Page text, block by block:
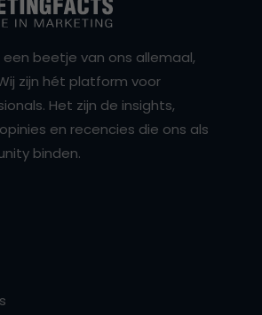
beetje van ons allemaal,
zijn hét platform voor
Het zijn de insights,
en recencies die ons als
binden.